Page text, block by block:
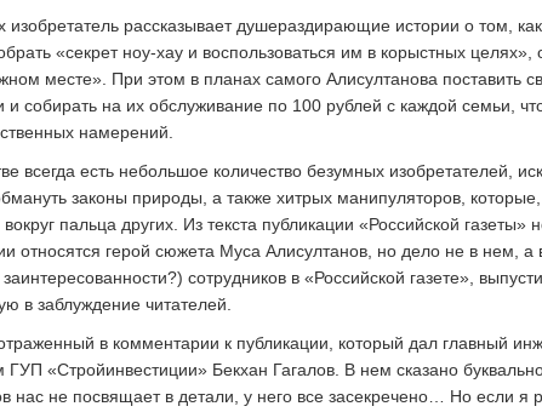
изобретатель рассказывает душераздирающие истории о том,
«секрет ноу-хау и воспользоваться им в корыстных целях»,
месте». При этом в планах самого Алисултанова поставить
и собирать на их обслуживание по 100 рублей с каждой семьи,
намерений.
всегда есть небольшое количество безумных изобретателей,
законы природы, а также хитрых манипуляторов,
пальца других. Из текста публикации «Российской газеты»
относятся герой сюжета Муса Алисултанов, но дело не в нем, а
сотрудников в «Российской газете»,
в заблуждение читателей.
в комментарии к публикации, который дал главный
ГУП «Стройинвестиции» Бекхан Гагалов. В нем сказано
нас не посвящает в детали, у него все засекречено… Но если я